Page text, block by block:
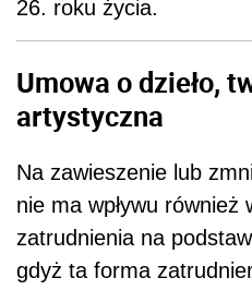
26. roku życia.
Umowa o dzieło,
artystyczna
Na zawieszenie lub
nie ma wpływu również
zatrudnienia na
gdyż ta forma